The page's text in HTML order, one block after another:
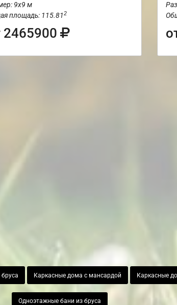
9х9 м
площадь: 115.812
2465900
Каркасные дома с мансардой Каркасные
Одноэтажные бани из бруса